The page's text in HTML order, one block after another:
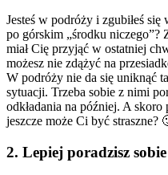
Jesteś w podróży i zgubiłeś
po górskim „środku niczego”?
miał Cię przyjąć w ostatniej
możesz nie zdążyć na
W podróży nie da się uniknąć
sytuacji. Trzeba sobie z nimi
odkładania na później. A skoro
jeszcze może Ci być straszne?
2. Lepiej poradzisz